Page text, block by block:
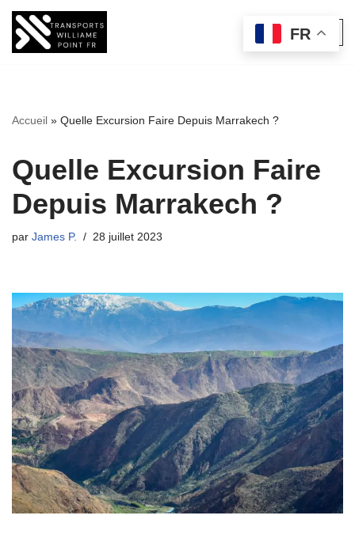
Aller
Accueil » Quelle Excursion Faire Depuis Marrakech ?
Quelle Excursion Faire
Depuis Marrakech ?
par James P. 28 juillet 2023
FR